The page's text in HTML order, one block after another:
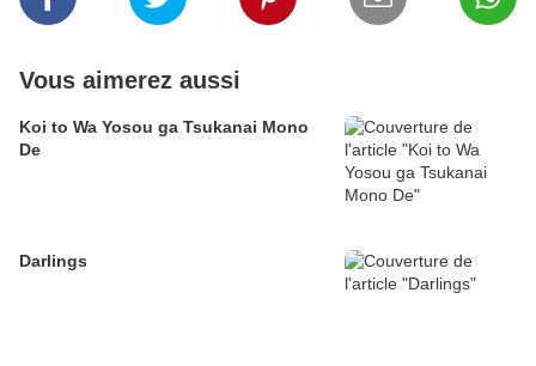
Vous aimerez aussi
Koi to Wa Yosou ga Tsukanai Mono
De
Darlings